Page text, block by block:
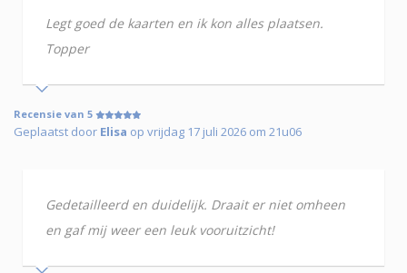
Legt goed de kaarten en ik kon alles plaatsen.
Topper
Recensie van 5
Geplaatst door Elisa op vrijdag 17 juli 2026 om 21u06
Gedetailleerd en duidelijk. Draait er niet omheen
en gaf mij weer een leuk vooruitzicht!